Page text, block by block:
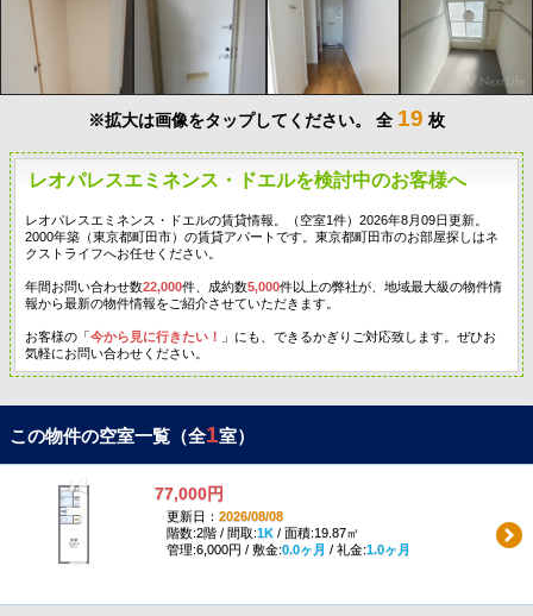
※拡大は画像をタップしてください。 全 19 枚
レオパレスエミネンス・ドエルを検討中のお客様へ
レオパレスエミネンス・ドエルの賃貸情報。（空室1件）2026年8月09日更新。
2000年築（東京都町田市）の賃貸アパートです。東京都町田市のお部屋探しはネ
クストライフへお任せください。
年間お問い合わせ数22,000件、成約数5,000件以上の弊社が、地域最大級の物件情
報から最新の物件情報をご紹介させていただきます。
お客様の「今から見に行きたい！
」にも、できるかぎりご対応致します。ぜひお
気軽にお問い合わせください。
この物件の空室一覧（全1室）
77,000円
更新日： 2026/08/08
階数:2階 / 間取:1K/ 面積:19.87㎡
管理:6,000円 / 敷金:0.0ヶ月 / 礼金:1.0ヶ月